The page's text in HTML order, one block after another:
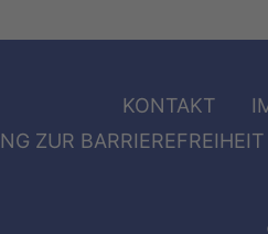
KONTAKT
ZUR BARRIEREFREIHEIT